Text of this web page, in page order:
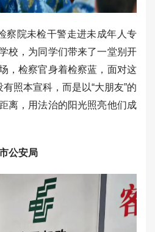
院未检干警走进未成年人专
，为同学们带来了一堂别开
，检察官身着检察蓝，面对这
照本宣科，而是以“大朋友”的
离，用法治的阳光照亮他们成
公安局